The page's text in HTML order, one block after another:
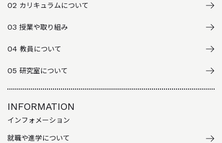
02 カリキュラムについて
03 授業や取り組み
04 教員について
05 研究室について
INFORMATION
インフォメーション
就職や進学について